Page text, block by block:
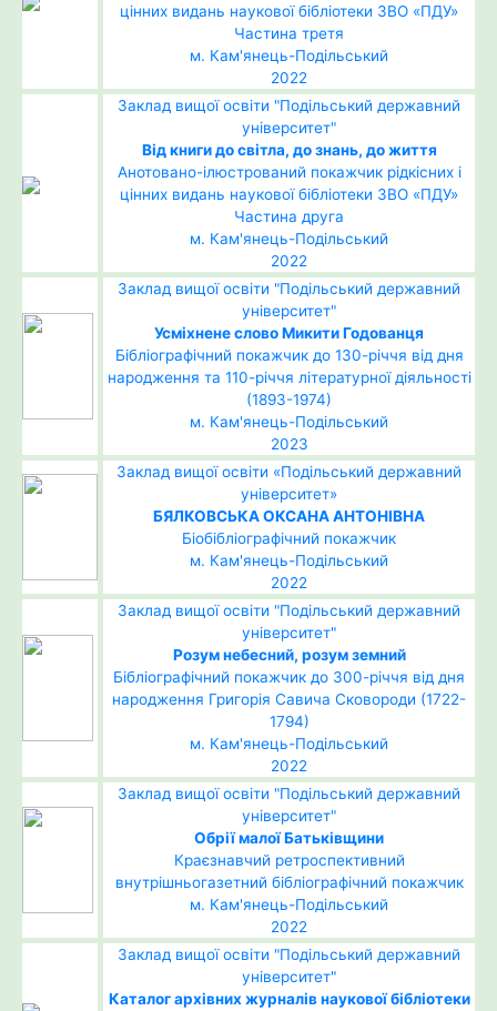
цінних видань наукової бібліотеки ЗВО «ПДУ»
Частина третя
м. Кам'янець-Подільський
2022
Заклад вищої освіти "Подільський державний
університет"
Від книги до світла, до знань, до життя
Анотовано-ілюстрований покажчик рідкісних і
цінних видань наукової бібліотеки ЗВО «ПДУ»
Частина друга
м. Кам'янець-Подільський
2022
Заклад вищої освіти "Подільський державний
університет"
Усміхнене слово Микити Годованця
Бібліографічний покажчик до 130-річчя від дня
народження та 110-річчя літературної діяльності
(1893-1974)
м. Кам'янець-Подільський
2023
Заклад вищої освіти «Подільський державний
університет»
БЯЛКОВСЬКА ОКСАНА АНТОНІВНА
Біобібліографічний покажчик
м. Кам'янець-Подільський
2022
Заклад вищої освіти "Подільський державний
університет"
Розум небесний, розум земний
Бібліографічний покажчик до 300-річчя від дня
народження Григорія Савича Сковороди (1722-
1794)
м. Кам'янець-Подільський
2022
Заклад вищої освіти "Подільський державний
університет"
Обрії малої Батьківщини
Краєзнавчий ретроспективний
внутрішньогазетний бібліографічний покажчик
м. Кам'янець-Подільський
2022
Заклад вищої освіти "Подільський державний
університет"
Каталог архівних журналів наукової бібліотеки